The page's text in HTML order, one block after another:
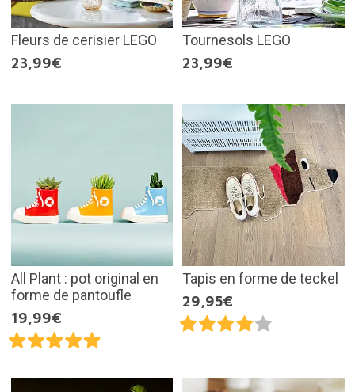
Fleurs de cerisier LEGO
23,99€
Tournesols LEGO
23,99€
All Plant : pot original en
forme de pantoufle
19,99€
Tapis en forme de teckel
29,95€